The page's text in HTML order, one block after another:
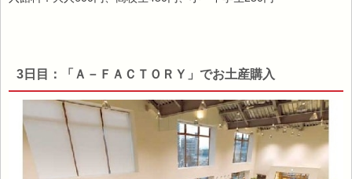
3日目：「Ａ－ＦＡＣＴＯＲＹ」でお土産購入